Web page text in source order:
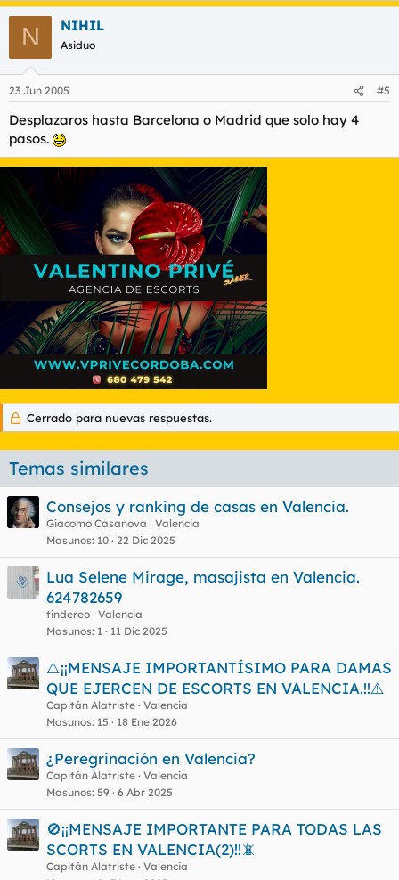
N NIHIL
Asiduo
23 Jun 2005 #5
Desplazaros hasta Barcelona o Madrid que solo hay 4
pasos.
Cerrado para nuevas respuestas.
Temas similares
Consejos y ranking de casas en Valencia.
Giacomo Casanova
Valencia
Masunos 10 22 Dic 2025
Lua Selene Mirage, masajista en Valencia.
624782659
tindereo Valencia
Masunos 1 11 Dic 2025
⚠️¡¡MENSAJE IMPORTANTÍSIMO PARA DAMAS
QUE EJERCEN DE ESCORTS EN VALENCIA.!!⚠️
Capitán Alatriste Valencia
Masunos 15 18 Ene 2026
¿Peregrinación en Valencia?
Capitán Alatriste Valencia
Masunos 59 6 Abr 2025
🚫¡¡MENSAJE IMPORTANTE PARA TODAS LAS
SCORTS EN VALENCIA(2)!!📵
Capitán Alatriste Valencia